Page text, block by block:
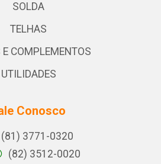
SOLDA
TELHAS
COMPLEMENTOS
UTILIDADES
Conosco
(81) 3771-0320
(82) 3512-0020